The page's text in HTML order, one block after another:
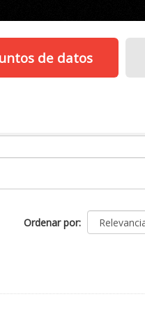
de datos
Ordenar por